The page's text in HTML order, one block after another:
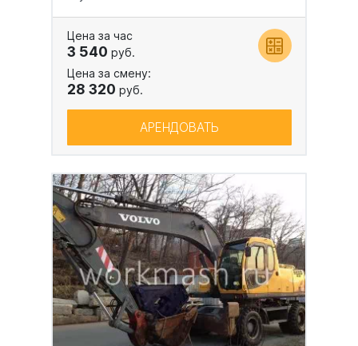
Цена за час
3 540 руб.
Цена за смену:
28 320 руб.
АРЕНДОВАТЬ